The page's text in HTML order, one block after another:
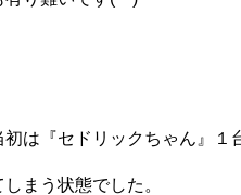
は『セドリックちゃん』１
まう状態でした。